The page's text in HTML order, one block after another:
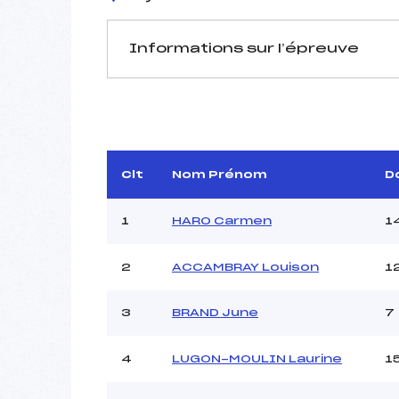
Informations sur l’épreuve
Arbitre :
Assistant :
MANCHE 1
Heure de départ :
Ouvreurs A :
Clt Nom Prénom
1 HARO Carmen
2 ACCAMBRAY Louison
3 BRAND June 7
4 LUGON-MOULIN Laurine